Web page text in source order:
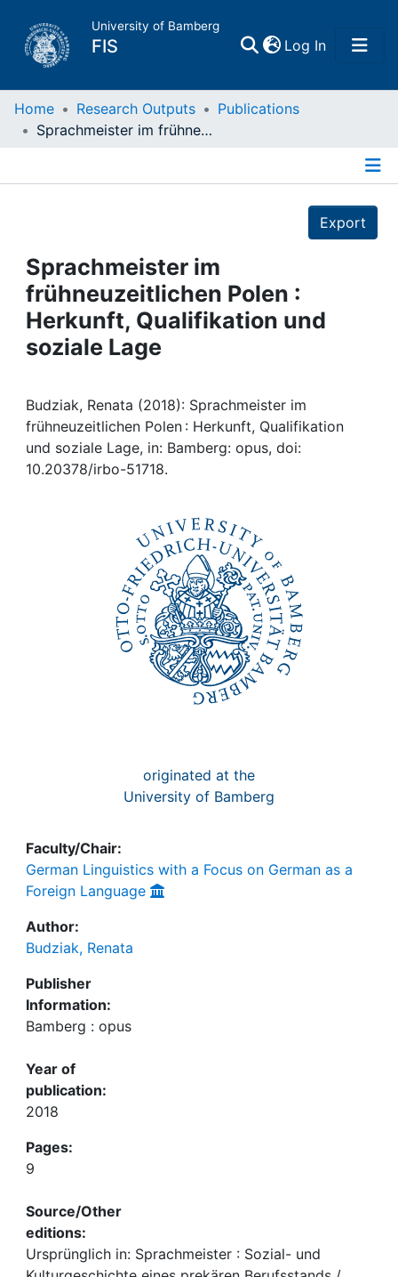
University of Bamberg
FIS Log In(current)
Home
Projects
People
Institutions
Awards
My FIS
Home Research Outputs
Publications
Sprachmeister im frühneuzeitlichen Polen : Herkunft, Qualifikation und soziale Lage
Export
Sprachmeister im
frühneuzeitlichen Polen :
Herkunft, Qualifikation und
soziale Lage
Budziak, Renata (2018): Sprachmeister im
frühneuzeitlichen Polen : Herkunft, Qualifikation
und soziale Lage, in: Bamberg: opus, doi:
10.20378/irbo-51718.
originated at the
University of Bamberg
Faculty/Chair:
German Linguistics with a Focus on German as a
Foreign Language
Author:
Budziak, Renata
Publisher
Information:
Bamberg : opus
Year of
publication:
2018
Pages:
9
Source/Other
editions:
Ursprünglich in: Sprachmeister : Sozial- und